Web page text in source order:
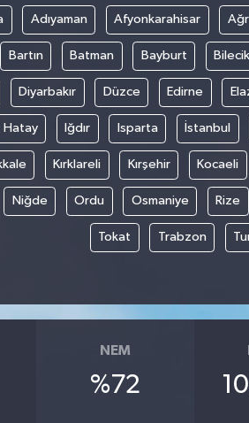
Adıyaman Afyonkarahisar
Bartın Batman Bayburt Bilecik
Diyarbakır Düzce Edirne
Hatay Iğdır Isparta İstanbul
Kırklareli Kırşehir Kocaeli
Niğde Ordu Osmaniye Rize
Tokat Trabzon
NEM
%72